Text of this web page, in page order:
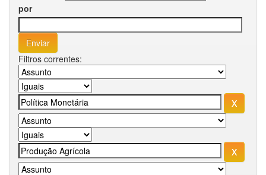
por
Filtros correntes: